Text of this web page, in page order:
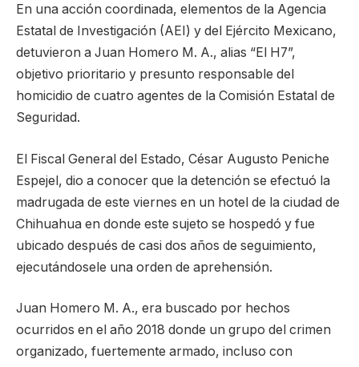
En una acción coordinada, elementos de la Agencia
Estatal de Investigación (AEI) y del Ejército Mexicano,
detuvieron a Juan Homero M. A., alias “El H7”,
objetivo prioritario y presunto responsable del
homicidio de cuatro agentes de la Comisión Estatal de
Seguridad.
El Fiscal General del Estado, César Augusto Peniche
Espejel, dio a conocer que la detención se efectuó la
madrugada de este viernes en un hotel de la ciudad de
Chihuahua en donde este sujeto se hospedó y fue
ubicado después de casi dos años de seguimiento,
ejecutándosele una orden de aprehensión.
Juan Homero M. A., era buscado por hechos
ocurridos en el año 2018 donde un grupo del crimen
organizado, fuertemente armado, incluso con